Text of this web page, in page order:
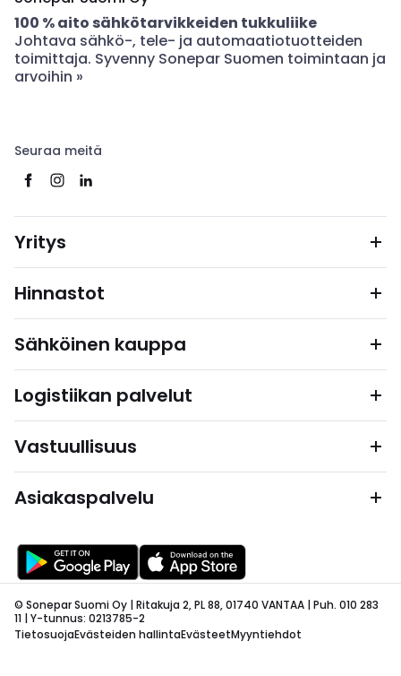
100 % aito sähkötarvikkeiden tukkuliike
Johtava sähkö-, tele- ja automaatiotuotteiden
toimittaja. Syvenny Sonepar Suomen toimintaan ja
arvoihin »
Seuraa meitä
Yritys
Hinnastot
Sähköinen kauppa
Logistiikan palvelut
Vastuullisuus
Asiakaspalvelu
© Sonepar Suomi Oy | Ritakuja 2, PL 88, 01740 VANTAA | Puh. 010 283
11 | Y-tunnus: 0213785-2
TietosuojaEvästeiden hallintaEvästeetMyyntiehdot